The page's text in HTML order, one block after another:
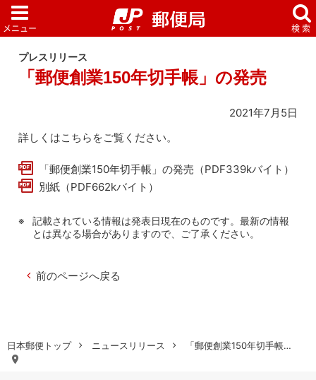
日本郵便トップ ニュースリリース 「郵便創業150年切手帳…
プレスリリース
「郵便創業150年切手帳」の発売
2021年7月5日
詳しくはこちらをご覧ください。
「郵便創業150年切手帳」の発売（PDF339kバイト）
別紙（PDF662kバイト）
記載されている情報は発表日現在のものです。最新の情報
とは異なる場合がありますので、ご了承ください。
前のページへ戻る